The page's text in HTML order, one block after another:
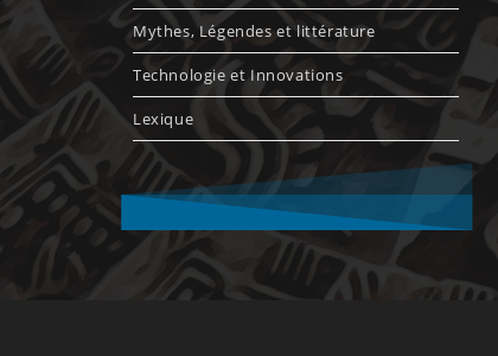
Mythes, Légendes et littérature
Technologie et Innovations
Lexique